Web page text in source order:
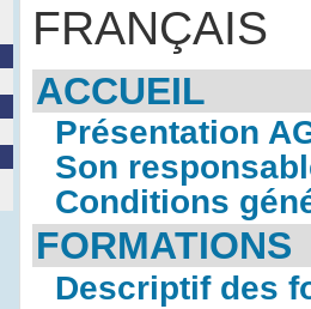
FRANÇAIS
ACCUEIL
Présentation
Son
Conditions
FORMATIONS
Descriptif des